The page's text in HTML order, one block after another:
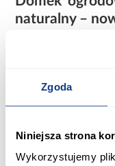
Zgoda
Niniejsza strona
Wykorzystujemy
naturalny –
Domek ogrodowy
wybór dla osób,
Informacje